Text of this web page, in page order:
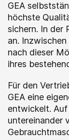
GEA
höchste
sichern. In der
an.
nach dieser
ihres
Für den
GEA eine
entwickelt. Auf
untereinander